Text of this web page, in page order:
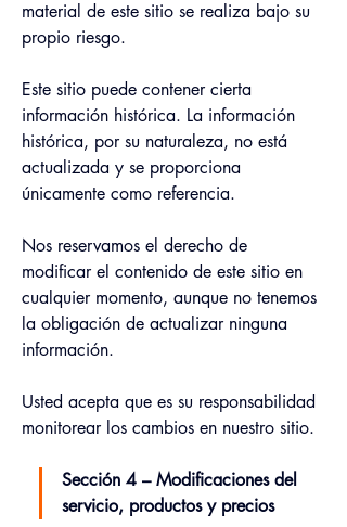
material de este sitio se realiza bajo su
propio riesgo.
Este sitio puede contener cierta
información histórica. La información
histórica, por su naturaleza, no está
actualizada y se proporciona
únicamente como referencia.
Nos reservamos el derecho de
modificar el contenido de este sitio en
cualquier momento, aunque no tenemos
la obligación de actualizar ninguna
información.
Usted acepta que es su responsabilidad
monitorear los cambios en nuestro sitio.
Sección 4 – Modificaciones del
servicio, productos y precios